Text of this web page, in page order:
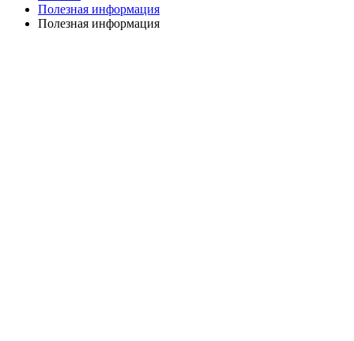
Полезная информация
Полезная информация